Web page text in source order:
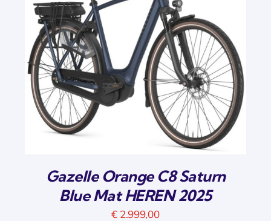
Gazelle Orange C8 Saturn
Blue Mat HEREN 2025
€ 2.999,00